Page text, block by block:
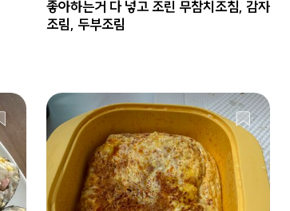
좋아하는거 다 넣고 조린 무참치조침, 감자
조림, 두부조림